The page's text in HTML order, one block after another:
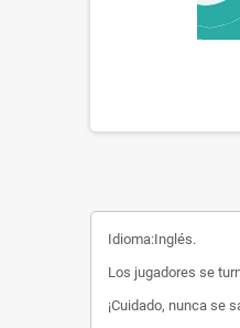
Idioma:Inglés.
Los jugadores se
¡Cuidado, nunca se